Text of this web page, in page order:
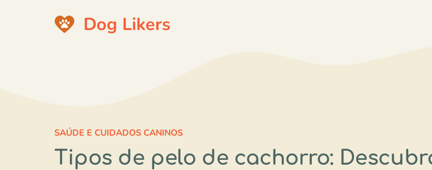
Dog Likers
SAÚDE E CUIDADOS CANINOS
Tipos de pelo de cachorro: